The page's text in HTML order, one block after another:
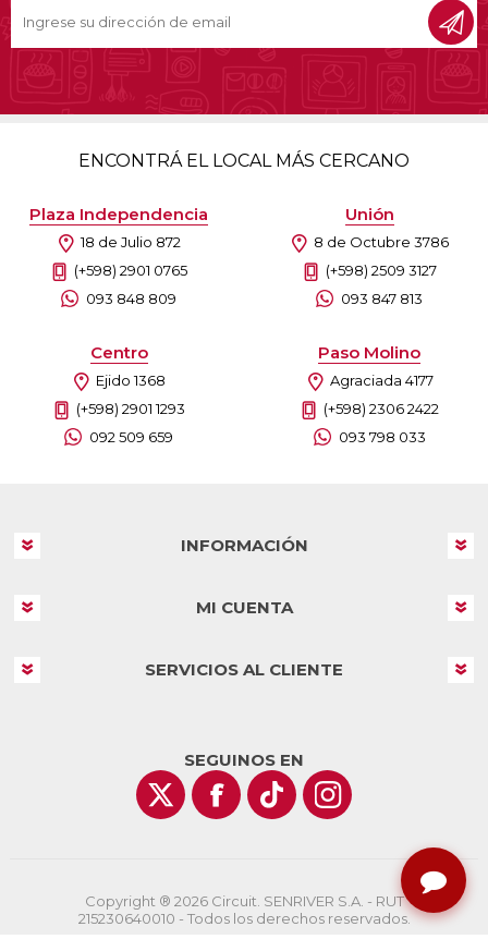
ENCONTRÁ EL LOCAL MÁS CERCANO
Plaza Independencia
18 de Julio 872
(+598) 2901 0765
093 848 809
Unión
8 de Octubre 3786
(+598) 2509 3127
093 847 813
Centro
Ejido 1368
(+598) 2901 1293
092 509 659
Paso Molino
Agraciada 4177
(+598) 2306 2422
093 798 033
INFORMACIÓN
MI CUENTA
SERVICIOS AL CLIENTE
SEGUINOS EN
Copyright ® 2026 Circuit. SENRIVER S.A. - RUT
215230640010 - Todos los derechos reservados.